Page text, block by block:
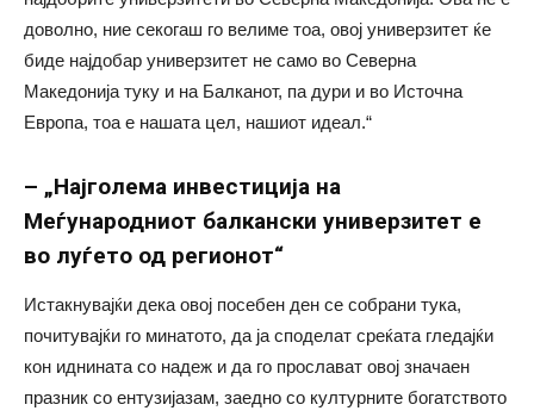
доволно, ние секогаш го велиме тоа, овој универзитет ќе
биде најдобар универзитет не само во Северна
Македонија туку и на Балканот, па дури и во Источна
Европа, тоа е нашата цел, нашиот идеал.“
– „Најголема инвестиција на
Меѓународниот балкански универзитет е
во луѓето од регионот“
Истакнувајќи дека овој посебен ден се собрани тука,
почитувајќи го минатото, да ја споделат среќата гледајќи
кон иднината со надеж и да го прослават овој значаен
празник со ентузијазам, заедно со културните богатството